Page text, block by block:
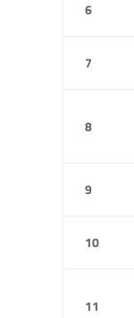
6
7
8
9
10
11